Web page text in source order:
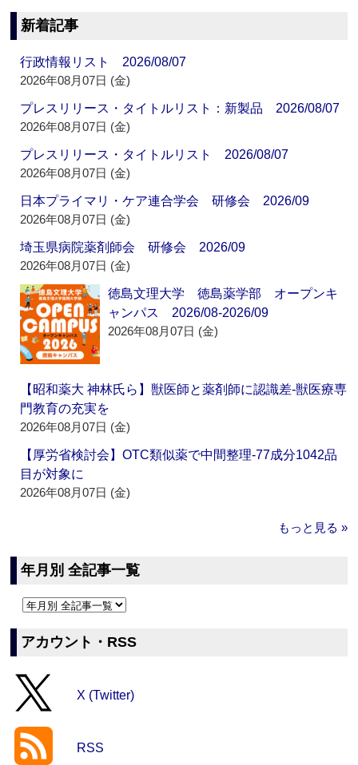
新着記事
行政情報リスト 2026/08/07
2026年08月07日 (金)
プレスリリース・タイトルリスト：新製品 2026/08/07
2026年08月07日 (金)
プレスリリース・タイトルリスト 2026/08/07
2026年08月07日 (金)
日本プライマリ・ケア連合学会 研修会 2026/09
2026年08月07日 (金)
埼玉県病院薬剤師会 研修会 2026/09
2026年08月07日 (金)
徳島文理大学 徳島薬学部 オープンキ
ャンパス 2026/08-2026/09
2026年08月07日 (金)
【昭和薬大 神林氏ら】獣医師と薬剤師に認識差‐獣医療専
門教育の充実を
2026年08月07日 (金)
【厚労省検討会】OTC類似薬で中間整理‐77成分1042品
目が対象に
2026年08月07日 (金)
もっと見る »
年月別 全記事一覧
アカウント・RSS
X (Twitter)
RSS